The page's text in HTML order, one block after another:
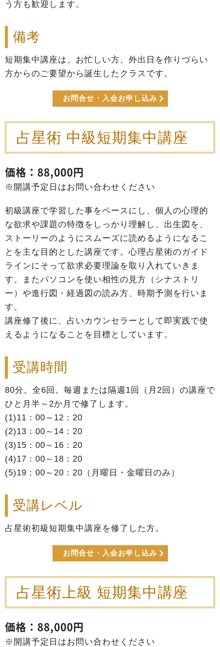
う方も歓迎します。
備考
短期集中講座は、お忙しい方、外出日を作りづらい
方からのご要望から誕生したクラスです。
お問合せ・入会お申し込み
占星術 中級短期集中講座
価格：88,000円
※開講予定日はお問い合わせください
初級講座で学習した事をベースにし、個人の心理的
な欲求や課題の特徴をしっかり理解し、出生図を、
ストーリーのようにスムーズに読めるようになるこ
とを主な目的とした講座です。心理占星術のガイド
ラインにそって欲求必要理論を取り入れていきま
す。またパソコンを使い相性の見方（シナストリ
ー）や進行図・経過図の読み方、時期予測を行いま
す。
講座修了後に、占いカウンセラーとして即実践で使
えるようになることを目標としています。
受講時間
80分。全6回。毎週または隔週1回（月2回）の講座で
ひと月半～2か月で修了します。
(1)11：00～12：20
(2)13：00～14：20
(3)15：00～16：20
(4)17：00～18：20
(5)19：00～20：20（月曜日・金曜日のみ）
受講レベル
占星術初級短期集中講座を修了した方。
お問合せ・入会お申し込み
占星術上級 短期集中講座
価格：88,000円
※開講予定日はお問い合わせください